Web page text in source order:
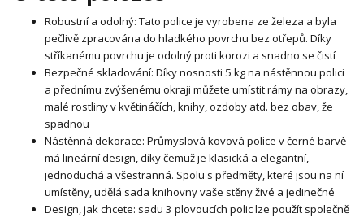
Robustní a odolný: Tato police je vyrobena ze železa a byla
pečlivě zpracována do hladkého povrchu bez otřepů. Díky
stříkanému povrchu je odolný proti korozi a snadno se čistí
Bezpečné skladování: Díky nosnosti 5 kg na nástěnnou polici
a přednímu zvýšenému okraji můžete umístit rámy na obrazy,
malé rostliny v květináčích, knihy, ozdoby atd. bez obav, že
spadnou
Nástěnná dekorace: Průmyslová kovová police v černé barvě
má ​​lineární design, díky čemuž je klasická a elegantní,
jednoduchá a všestranná. Spolu s předměty, které jsou na ní
umístěny, udělá sada knihovny vaše stěny živé a jedinečné
Design, jak chcete: sadu 3 plovoucích polic lze použít společně